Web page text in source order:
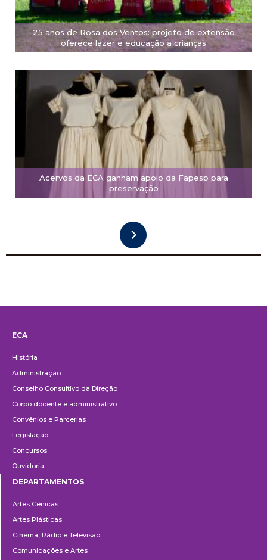
25 anos de Rosa dos Ventos: projeto de extensão
oferece lazer e educação a crianças
Acervos da ECA ganham apoio da Fapesp para
preservação
ECA
História
Administração
Conselho Consultivo da Direção
Corpo docente e administrativo
Convênios e Parcerias
Legislação
Concursos
Ouvidoria
DEPARTAMENTOS
Artes Cênicas
Artes Plásticas
Cinema, Rádio e Televisão
Comunicações e Artes